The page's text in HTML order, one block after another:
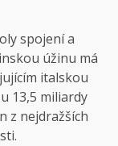
spojení a
úžinu má
italskou
13,5 miliardy
z nejdražších